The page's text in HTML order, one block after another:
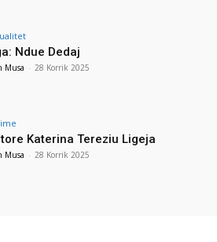
Ndue Dedaj
Musa - 28 Korrik 2025
Katerina Tereziu Ligeja
Musa - 28 Korrik 2025